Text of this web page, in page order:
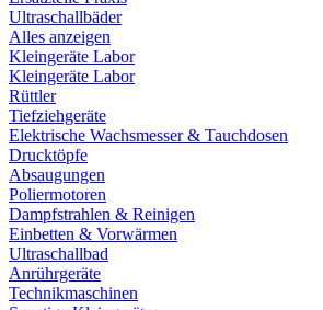
Ultraschallbäder
Alles anzeigen
Kleingeräte Labor
Kleingeräte Labor
Rüttler
Tiefziehgeräte
Elektrische Wachsmesser & Tauchdosen
Drucktöpfe
Absaugungen
Poliermotoren
Dampfstrahlen & Reinigen
Einbetten & Vorwärmen
Ultraschallbad
Anrührgeräte
Technikmaschinen